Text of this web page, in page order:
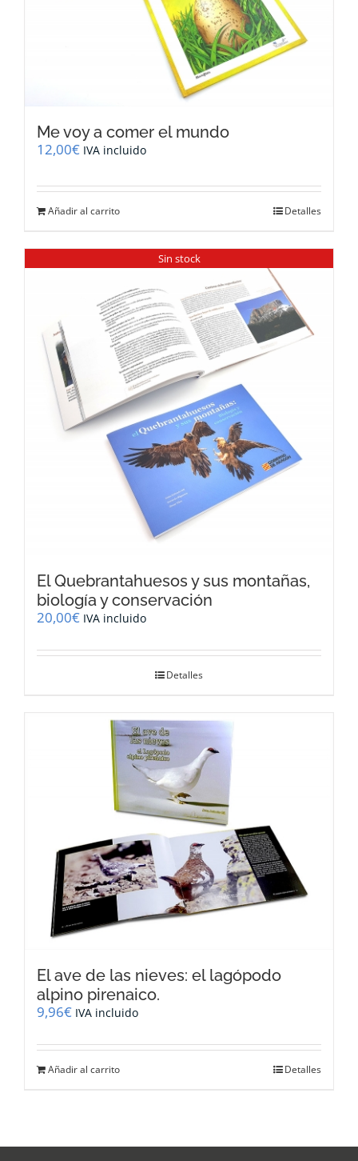
Me voy a comer el mundo
12,00€ IVA incluido
Añadir al carrito Detalles
Sin stock
El Quebrantahuesos y sus montañas,
biología y conservación
20,00€ IVA incluido
Detalles
El ave de las nieves: el lagópodo
alpino pirenaico.
9,96€ IVA incluido
Añadir al carrito Detalles